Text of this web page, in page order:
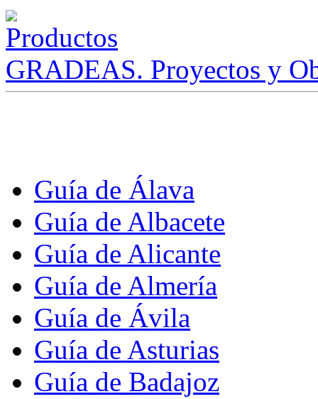
GRADEAS. Proyectos y
Guía de Álava
Guía de Albacete
Guía de Alicante
Guía de Almería
Guía de Ávila
Guía de Asturias
Guía de Badajoz